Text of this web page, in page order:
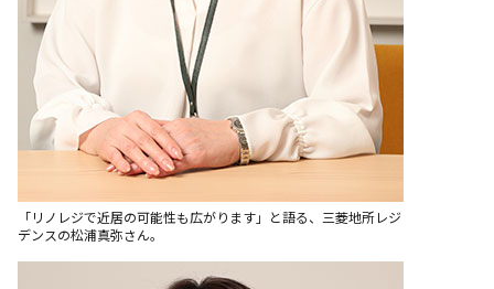
「リノレジで近居の可能性も広がります」と語る、三菱地所レジ
デンスの松浦真弥さん。